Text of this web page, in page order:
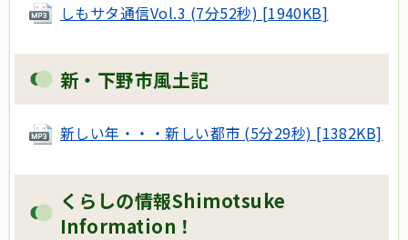
しもサタ通信Vol.3 (7分52秒) [1940KB]
新・下野市風土記
新しい年・・・新しい都市 (5分29秒) [1382KB]
くらしの情報Shimotsuke
Information！